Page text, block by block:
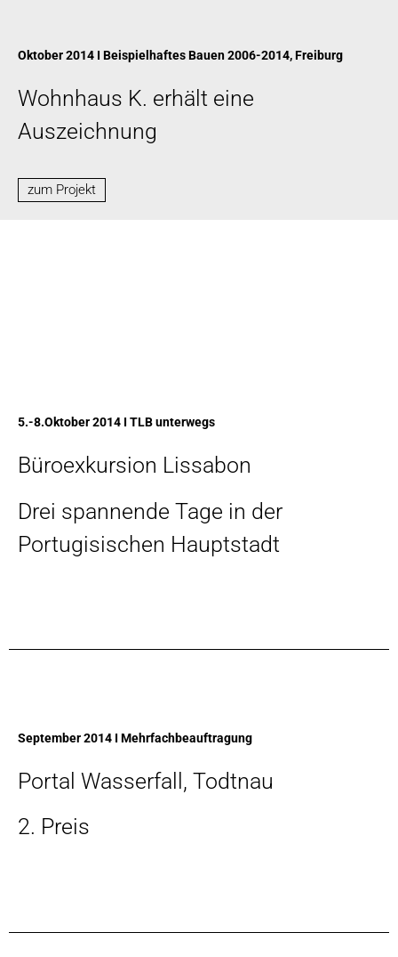
Oktober 2014 I Beispielhaftes Bauen 2006-2014, Freiburg
Wohnhaus K. erhält eine
Auszeichnung
zum Projekt
5.-8.Oktober 2014 I TLB unterwegs
Büroexkursion Lissabon
Drei spannende Tage in der
Portugisischen Hauptstadt
September 2014 I Mehrfachbeauftragung
Portal Wasserfall, Todtnau
2. Preis